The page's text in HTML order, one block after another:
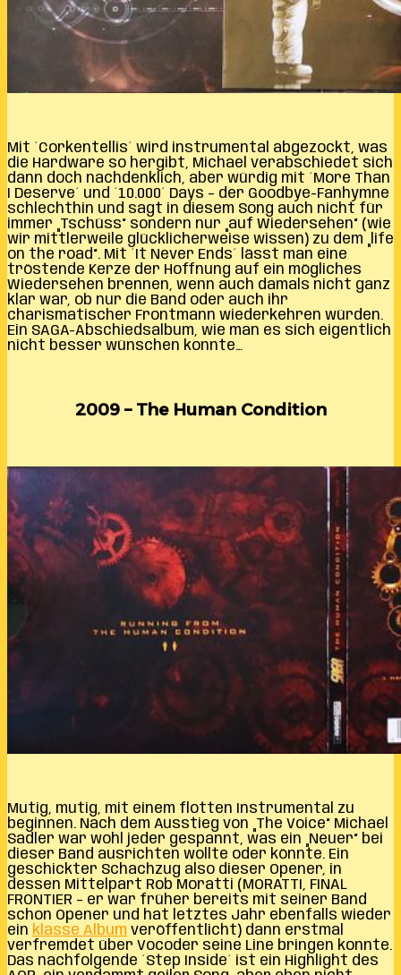
Mit ´Corkentellis´ wird instrumental abgezockt, was
die Hardware so hergibt, Michael verabschiedet sich
dann doch nachdenklich, aber würdig mit ´More Than
I Deserve´ und ´10.000´ Days – der Goodbye-Fanhymne
schlechthin und sagt in diesem Song auch nicht für
immer „Tschüss“ sondern nur „auf Wiedersehen“ (wie
wir mittlerweile glücklicherweise wissen) zu dem „life
on the road“. Mit ´It Never Ends´ lässt man eine
tröstende Kerze der Hoffnung auf ein mögliches
Wiedersehen brennen, wenn auch damals nicht ganz
klar war, ob nur die Band oder auch ihr
charismatischer Frontmann wiederkehren würden.
Ein SAGA-Abschiedsalbum, wie man es sich eigentlich
nicht besser wünschen konnte…
2009 – The Human Condition
Mutig, mutig, mit einem flotten Instrumental zu
beginnen. Nach dem Ausstieg von „The Voice“ Michael
Sadler war wohl jeder gespannt, was ein „Neuer“ bei
dieser Band ausrichten wollte oder könnte. Ein
geschickter Schachzug also dieser Opener, in
dessen Mittelpart Rob Moratti (MORATTI, FINAL
FRONTIER – er war früher bereits mit seiner Band
schon Opener und hat letztes Jahr ebenfalls wieder
ein klasse Album veröffentlicht) dann erstmal
verfremdet über Vocoder seine Line bringen konnte.
Das nachfolgende ´Step Inside´ ist ein Highlight des